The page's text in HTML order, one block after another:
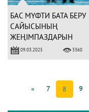
БАС МҮФТИ БАТА БЕРУ
САЙЫСЫНЫҢ
ЖЕҢІМПАЗДАРЫН
МАРАПАТТАДЫ (ФОТО)
09.03.2025 3360
« 7 8 9